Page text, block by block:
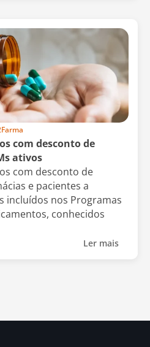
com desconto de
ativos
com desconto de
e pacientes a
incluídos nos Programas
conhecidos
Ler mais